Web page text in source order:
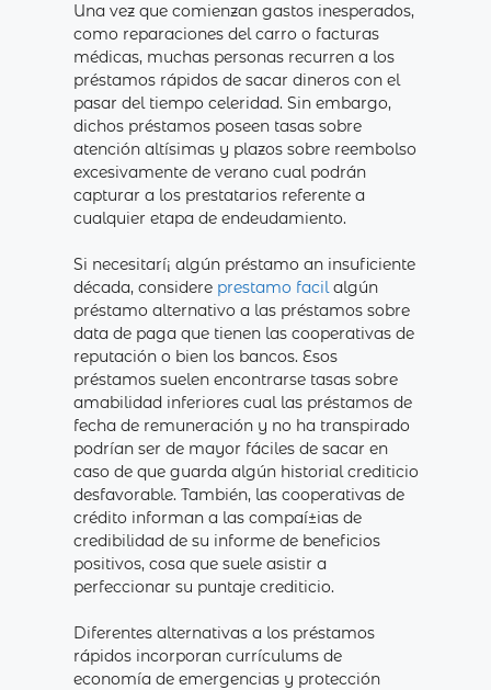
Una vez que comienzan gastos inesperados,
como reparaciones del carro o facturas
médicas, muchas personas recurren a los
préstamos rápidos de sacar dineros con el
pasar del tiempo celeridad. Sin embargo,
dichos préstamos poseen tasas sobre
atención altísimas y plazos sobre reembolso
excesivamente de verano cual podrán
capturar a los prestatarios referente a
cualquier etapa de endeudamiento.
Si necesitarí¡ algún préstamo an insuficiente
década, considere prestamo facilalgún
préstamo alternativo a las préstamos sobre
data de paga que tienen las cooperativas de
reputación o bien los bancos. Esos
préstamos suelen encontrarse tasas sobre
amabilidad inferiores cual las préstamos de
fecha de remuneración y no ha transpirado
podrían ser de mayor fáciles de sacar en
caso de que guarda algún historial crediticio
desfavorable. También, las cooperativas de
crédito informan a las compaí±ias de
credibilidad de su informe de beneficios
positivos, cosa que suele asistir a
perfeccionar su puntaje crediticio.
Diferentes alternativas a los préstamos
rápidos incorporan currículums de
economía de emergencias y protección